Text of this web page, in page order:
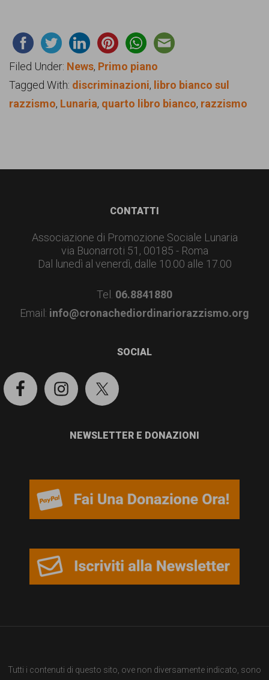
Filed Under: News, Primo piano
Tagged With: discriminazioni, libro bianco sul
razzismo, Lunaria, quarto libro bianco, razzismo
CONTATTI
Associazione di Promozione Sociale Lunaria
via Buonarroti 51, 00185 - Roma
Dal lunedì al venerdì, dalle 10.00 alle 17.00
Tel. 06.8841880
Email: info@cronachediordinariorazzismo.org
SOCIAL
NEWSLETTER E DONAZIONI
Tutti i contenuti di questo sito, ove non diversamente indicato, sono